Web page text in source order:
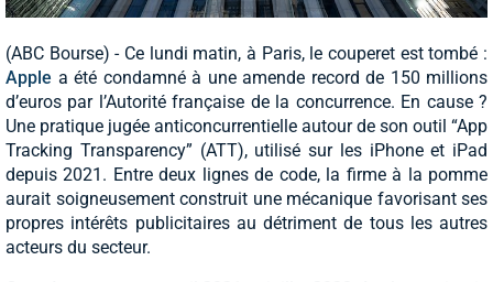
(ABC Bourse) - Ce lundi matin, à Paris, le couperet est tombé :
Apple a été condamné à une amende record de 150 millions
d’euros par l’Autorité française de la concurrence. En cause ?
Une pratique jugée anticoncurrentielle autour de son outil “App
Tracking Transparency” (ATT), utilisé sur les iPhone et iPad
depuis 2021. Entre deux lignes de code, la firme à la pomme
aurait soigneusement construit une mécanique favorisant ses
propres intérêts publicitaires au détriment de tous les autres
acteurs du secteur.